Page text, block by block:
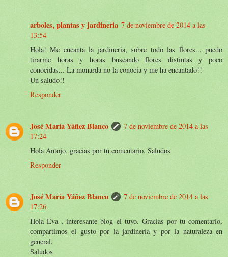
arboles, plantas y jardineria 7 de noviembre de 2014 a las
13:54
Hola! Me encanta la jardinería, sobre todo las flores... puedo
tirarme horas y horas buscando flores distintas y poco
conocidas... La monarda no la conocía y me ha encantado!!
Un saludo!!
Responder
José María Yáñez Blanco
7 de noviembre de 2014 a las
17:24
Hola Antojo, gracias por tu comentario. Saludos
Responder
José María Yáñez Blanco
7 de noviembre de 2014 a las
17:26
Hola Eva , interesante blog el tuyo. Gracias por tu comentario,
compartimos el gusto por la jardinería y por la naturaleza en
general.
Saludos